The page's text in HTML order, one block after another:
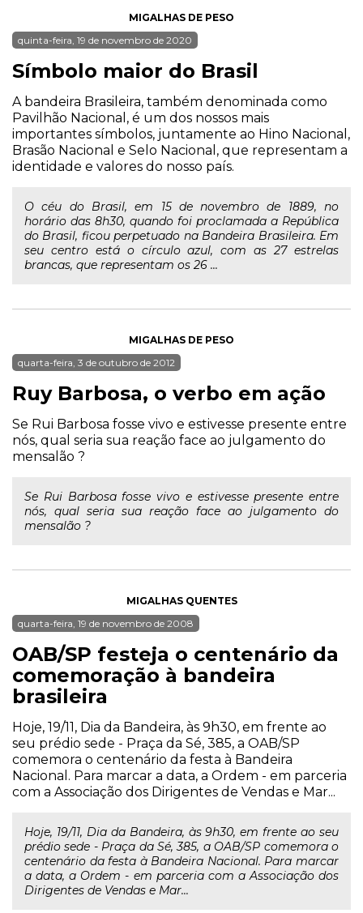
MIGALHAS DE PESO
quinta-feira, 19 de novembro de 2020
Símbolo maior do Brasil
A bandeira Brasileira, também denominada como
Pavilhão Nacional, é um dos nossos mais
importantes símbolos, juntamente ao Hino Nacional,
Brasão Nacional e Selo Nacional, que representam a
identidade e valores do nosso país.
O céu do Brasil, em 15 de novembro de 1889, no
horário das 8h30, quando foi proclamada a República
do Brasil, ficou perpetuado na Bandeira Brasileira. Em
seu centro está o círculo azul, com as 27 estrelas
brancas, que representam os 26 ...
MIGALHAS DE PESO
quarta-feira, 3 de outubro de 2012
Ruy Barbosa, o verbo em ação
Se Rui Barbosa fosse vivo e estivesse presente entre
nós, qual seria sua reação face ao julgamento do
mensalão ?
Se Rui Barbosa fosse vivo e estivesse presente entre
nós, qual seria sua reação face ao julgamento do
mensalão ?
MIGALHAS QUENTES
quarta-feira, 19 de novembro de 2008
OAB/SP festeja o centenário da
comemoração à bandeira
brasileira
Hoje, 19/11, Dia da Bandeira, às 9h30, em frente ao
seu prédio sede - Praça da Sé, 385, a OAB/SP
comemora o centenário da festa à Bandeira
Nacional. Para marcar a data, a Ordem - em parceria
com a Associação dos Dirigentes de Vendas e Mar...
Hoje, 19/11, Dia da Bandeira, às 9h30, em frente ao seu
prédio sede - Praça da Sé, 385, a OAB/SP comemora o
centenário da festa à Bandeira Nacional. Para marcar
a data, a Ordem - em parceria com a Associação dos
Dirigentes de Vendas e Mar...